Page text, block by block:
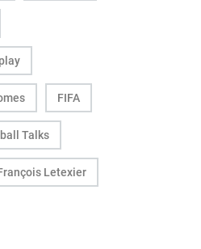
FIFA
Talks
Letexier